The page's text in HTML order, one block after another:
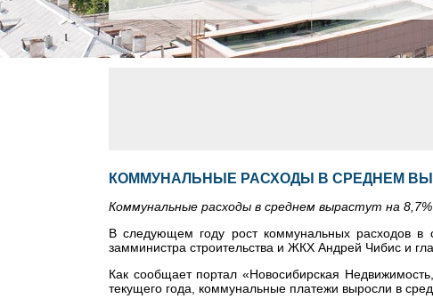
КОММУНАЛЬНЫЕ РАСХОДЫ В СРЕДНЕМ
Коммунальные расходы в среднем вырастут на 8,7%
В следующем году рост коммунальных расходов
замминистра строительства и ЖКХ Андрей Чибис и
Как сообщает портал «Новосибирская
текущего года, коммунальные платежи выросли в